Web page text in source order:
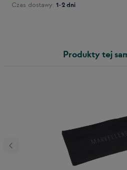
Czas dostawy: 1-2 dni
Produkty tej